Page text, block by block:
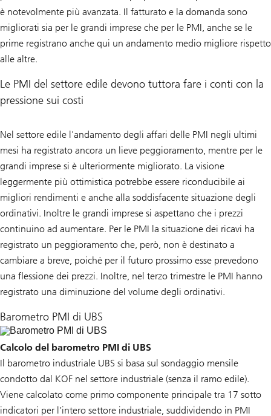
è notevolmente più avanzata. Il fatturato e la domanda sono
migliorati sia per le grandi imprese che per le PMI, anche se le
prime registrano anche qui un andamento medio migliore rispetto
alle altre.
Le PMI del settore edile devono tuttora fare i conti con la
pressione sui costi
Nel settore edile l'andamento degli affari delle PMI negli ultimi
mesi ha registrato ancora un lieve peggioramento, mentre per le
grandi imprese si è ulteriormente migliorato. La visione
leggermente più ottimistica potrebbe essere riconducibile ai
migliori rendimenti e anche alla soddisfacente situazione degli
ordinativi. Inoltre le grandi imprese si aspettano che i prezzi
continuino ad aumentare. Per le PMI la situazione dei ricavi ha
registrato un peggioramento che, però, non è destinato a
cambiare a breve, poiché per il futuro prossimo esse prevedono
una flessione dei prezzi. Inoltre, nel terzo trimestre le PMI hanno
registrato una diminuzione del volume degli ordinativi.
Barometro PMI di UBS
Calcolo del barometro PMI di UBS
Il barometro industriale UBS si basa sul sondaggio mensile
condotto dal KOF nel settore industriale (senza il ramo edile).
Viene calcolato come primo componente principale tra 17 sotto
indicatori per l’intero settore industriale, suddividendo in PMI